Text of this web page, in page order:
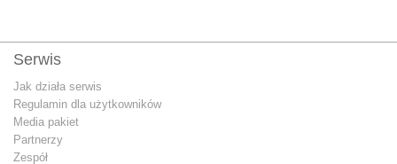
Serwis
Jak działa serwis
Regulamin dla użytkowników
Media pakiet
Partnerzy
Zespół